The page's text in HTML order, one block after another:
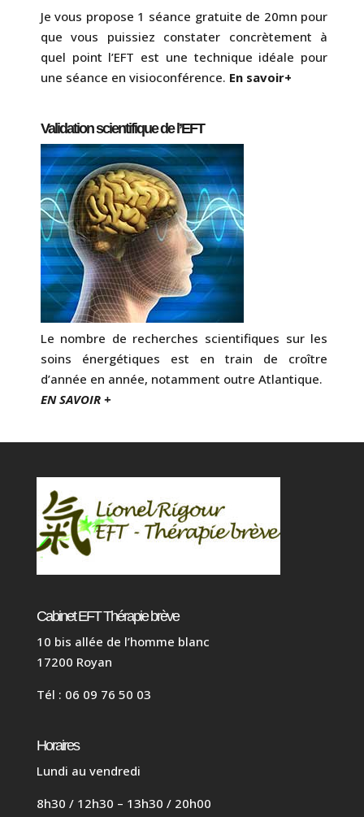
Je vous propose 1 séance gratuite de 20mn pour
que vous puissiez constater concrètement à
quel point l’EFT est une technique idéale pour
une séance en visioconférence. En savoir+
Validation scientifique de l’EFT
Le nombre de recherches scientifiques sur les
soins énergétiques est en train de croître
d’année en année, notamment outre Atlantique.
EN SAVOIR +
Cabinet EFT Thérapie brève
10 bis allée de l’homme blanc
17200 Royan
Tél : 06 09 76 50 03
Horaires
Lundi au vendredi
8h30 / 12h30 – 13h30 / 20h00